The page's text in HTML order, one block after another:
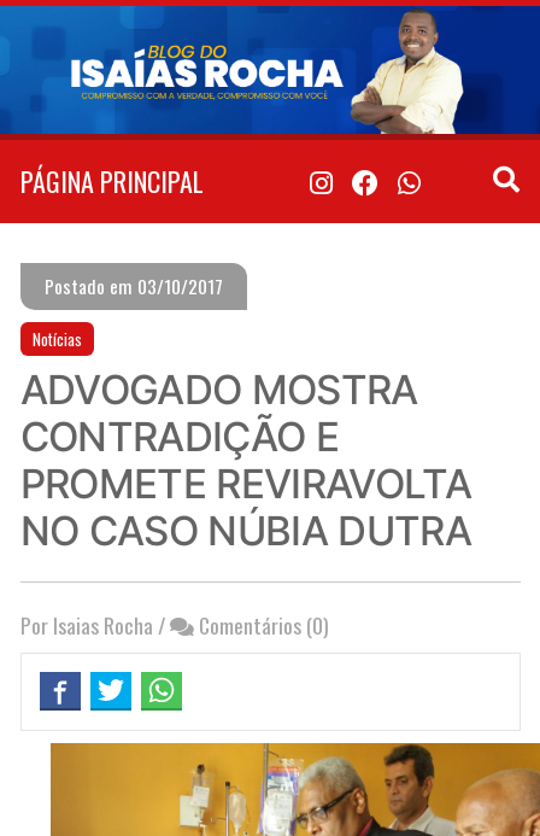
Pular
conteúdo
PÁGINA PRINCIPAL
Postado em 03/10/2017
Notícias
ADVOGADO MOSTRA
CONTRADIÇÃO E
PROMETE REVIRAVOLTA
NO CASO NÚBIA DUTRA
Por Isaias Rocha / Comentários (0)